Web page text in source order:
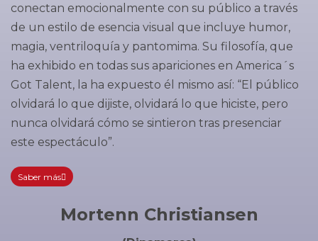
conectan emocionalmente con su público a través
de un estilo de esencia visual que incluye humor,
magia, ventriloquía y pantomima. Su filosofía, que
ha exhibido en todas sus apariciones en America´s
Got Talent, la ha expuesto él mismo así: “El público
olvidará lo que dijiste, olvidará lo que hiciste, pero
nunca olvidará cómo se sintieron tras presenciar
este espectáculo”.
Saber más
Mortenn Christiansen